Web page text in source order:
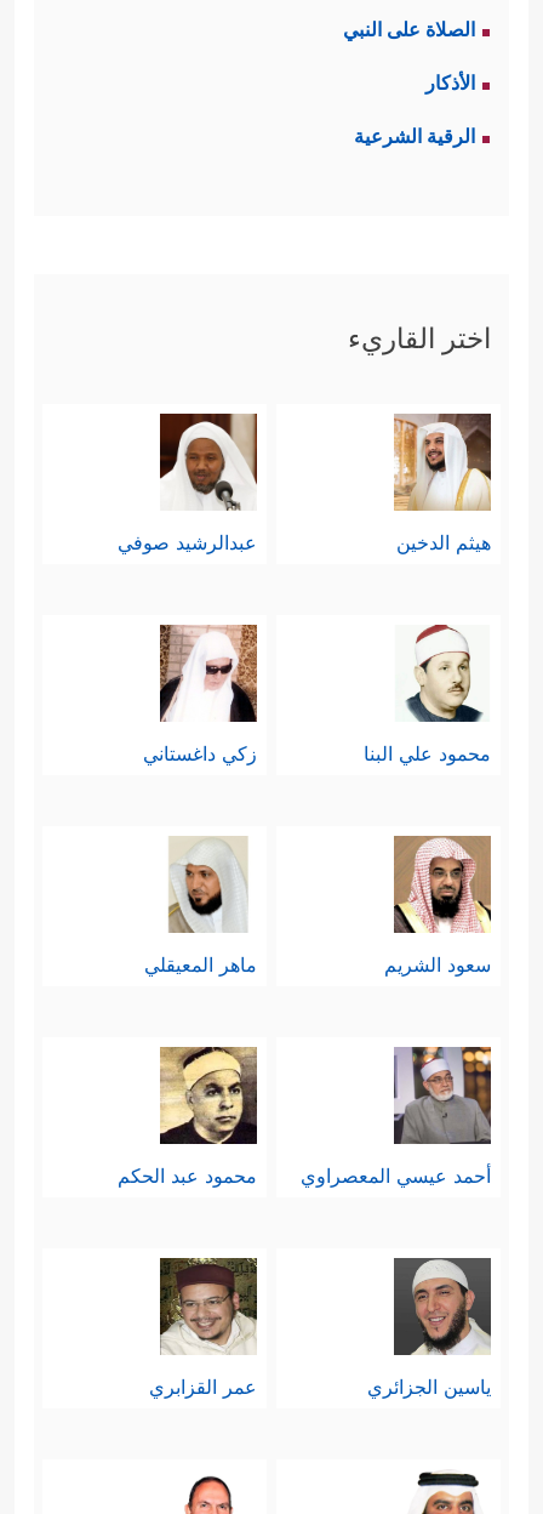
الصلاة على النبي
الأذكار
الرقية الشرعية
اختر القاريء
هيثم الدخين عبدالرشيد صوفي
محمود علي البنا زكي داغستاني
سعود الشريم ماهر المعيقلي
أحمد عيسي المعصراوي محمود عبد الحكم
ياسين الجزائري عمر القزابري